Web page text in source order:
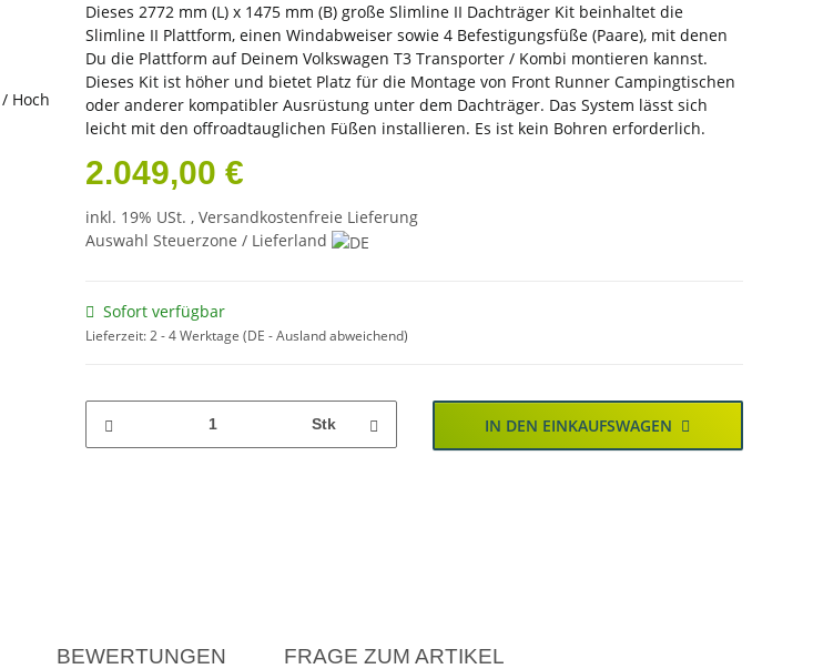
Dieses 2772 mm (L) x 1475 mm (B) große Slimline II Dachträger Kit beinhaltet die
Slimline II Plattform, einen Windabweiser sowie 4 Befestigungsfüße (Paare), mit denen
Du die Plattform auf Deinem Volkswagen T3 Transporter / Kombi montieren kannst.
Dieses Kit ist höher und bietet Platz für die Montage von Front Runner Campingtischen
oder anderer kompatibler Ausrüstung unter dem Dachträger. Das System lässt sich
leicht mit den offroadtauglichen Füßen installieren. Es ist kein Bohren erforderlich.
2.049,00 €
inkl. 19% USt. , Versandkostenfreie Lieferung
Auswahl Steuerzone / Lieferland
Sofort verfügbar
Lieferzeit:2 - 4 Werktage (DE - Ausland abweichend)
Stk IN DEN EINKAUFSWAGEN
BEWERTUNGEN FRAGE ZUM ARTIKEL